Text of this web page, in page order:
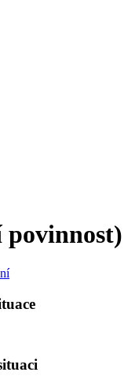
povinnost)